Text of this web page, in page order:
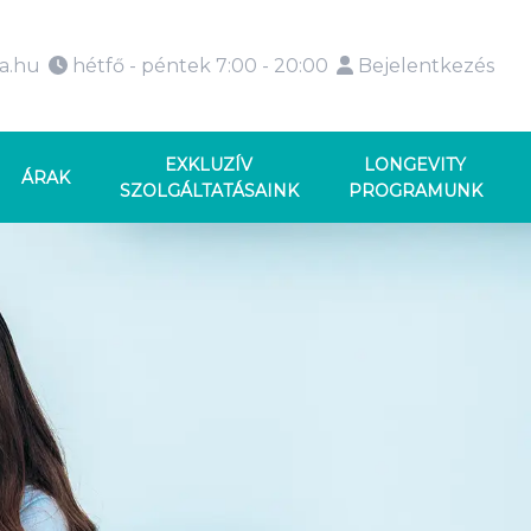
hétfő - péntek 7:00 - 20:00 Bejelentkezés
ÁRAK
EXKLUZÍV
SZOLGÁLTATÁSAINK
LONGEVITY
PROGRAMUNK